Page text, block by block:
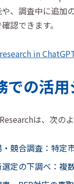
や、調査中に追加
認できます。
in
での活用
は、次の
・競合調査：特定
定の下調べ：複